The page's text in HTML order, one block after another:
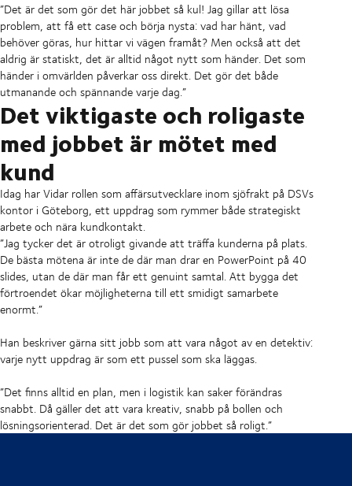
”Det är det som gör det här jobbet så kul! Jag gillar att lösa
problem, att få ett case och börja nysta: vad har hänt, vad
behöver göras, hur hittar vi vägen framåt? Men också att det
aldrig är statiskt, det är alltid något nytt som händer. Det som
händer i omvärlden påverkar oss direkt. Det gör det både
utmanande och spännande varje dag.”
Det viktigaste och roligaste
med jobbet är mötet med
kund
Idag har Vidar rollen som affärsutvecklare inom sjöfrakt på DSVs
kontor i Göteborg, ett uppdrag som rymmer både strategiskt
arbete och nära kundkontakt.
”Jag tycker det är otroligt givande att träffa kunderna på plats.
De bästa mötena är inte de där man drar en PowerPoint på 40
slides, utan de där man får ett genuint samtal. Att bygga det
förtroendet ökar möjligheterna till ett smidigt samarbete
enormt.”
Han beskriver gärna sitt jobb som att vara något av en detektiv:
varje nytt uppdrag är som ett pussel som ska läggas.
”Det finns alltid en plan, men i logistik kan saker förändras
snabbt. Då gäller det att vara kreativ, snabb på bollen och
lösningsorienterad. Det är det som gör jobbet så roligt.”